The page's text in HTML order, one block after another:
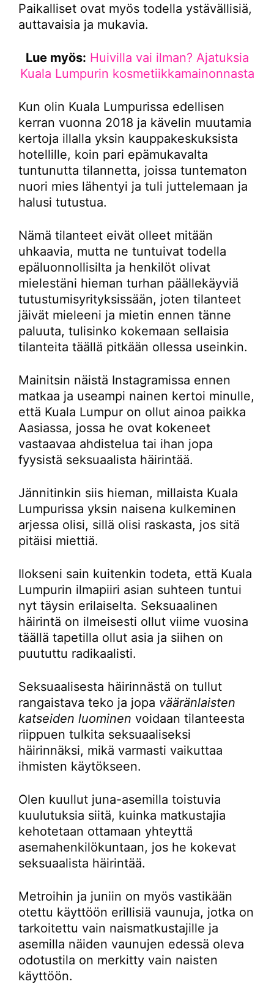
Paikalliset ovat myös todella ystävällisiä,
auttavaisia ja mukavia.
Lue myös: Huivilla vai ilman? Ajatuksia
Kuala Lumpurin kosmetiikkamainonnasta
Kun olin Kuala Lumpurissa edellisen
kerran vuonna 2018 ja kävelin muutamia
kertoja illalla yksin kauppakeskuksista
hotellille, koin pari epämukavalta
tuntunutta tilannetta, joissa tuntematon
nuori mies lähentyi ja tuli juttelemaan ja
halusi tutustua.
Nämä tilanteet eivät olleet mitään
uhkaavia, mutta ne tuntuivat todella
epäluonnollisilta ja henkilöt olivat
mielestäni hieman turhan päällekäyviä
tutustumisyrityksissään, joten tilanteet
jäivät mieleeni ja mietin ennen tänne
paluuta, tulisinko kokemaan sellaisia
tilanteita täällä pitkään ollessa useinkin.
Mainitsin näistä Instagramissa ennen
matkaa ja useampi nainen kertoi minulle,
että Kuala Lumpur on ollut ainoa paikka
Aasiassa, jossa he ovat kokeneet
vastaavaa ahdistelua tai ihan jopa
fyysistä seksuaalista häirintää.
Jännitinkin siis hieman, millaista Kuala
Lumpurissa yksin naisena kulkeminen
arjessa olisi, sillä olisi raskasta, jos sitä
pitäisi miettiä.
Ilokseni sain kuitenkin todeta, että Kuala
Lumpurin ilmapiiri asian suhteen tuntui
nyt täysin erilaiselta. Seksuaalinen
häirintä on ilmeisesti ollut viime vuosina
täällä tapetilla ollut asia ja siihen on
puututtu radikaalisti.
Seksuaalisesta häirinnästä on tullut
rangaistava teko ja jopa vääränlaisten
katseiden luominen voidaan tilanteesta
riippuen tulkita seksuaaliseksi
häirinnäksi, mikä varmasti vaikuttaa
ihmisten käytökseen.
Olen kuullut juna-asemilla toistuvia
kuulutuksia siitä, kuinka matkustajia
kehotetaan ottamaan yhteyttä
asemahenkilökuntaan, jos he kokevat
seksuaalista häirintää.
Metroihin ja juniin on myös vastikään
otettu käyttöön erillisiä vaunuja, jotka on
tarkoitettu vain naismatkustajille ja
asemilla näiden vaunujen edessä oleva
odotustila on merkitty vain naisten
käyttöön.